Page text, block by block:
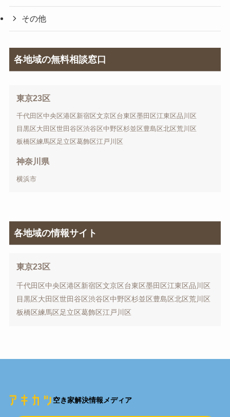
その他
各地域の無料相談窓口
東京23区
千代田区中央区港区新宿区文京区台東区墨田区江東区品川区
目黒区大田区世田谷区渋谷区中野区杉並区豊島区北区荒川区
板橋区練馬区 足立区葛飾区江戸川区
神奈川県
横浜市
各地域の情報サイト
東京23区
千代田区中央区港区新宿区文京区台東区墨田区江東区品川区
目黒区大田区世田谷区渋谷区中野区杉並区豊島区北区荒川区
板橋区練馬区足立区葛飾区江戸川区
空き家解決情報メディア